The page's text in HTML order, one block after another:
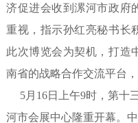
济促进会收到漯河市政府
重视，指示孙红亮秘书长
此次博览会为契机，打造
南省的战略合作交流平台
5月16日上午9时，第十
河市会展中心隆重开幕。